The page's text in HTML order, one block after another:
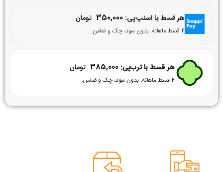
هر قسط با اسنپ‌پی: 350,000 تومان
۴ قسط ماهانه. بدون سود، چک و ضامن.
هر قسط با ترب‌پی: 385,000 تومان
۴ قسط ماهانه. بدون سود، چک و ضامن.